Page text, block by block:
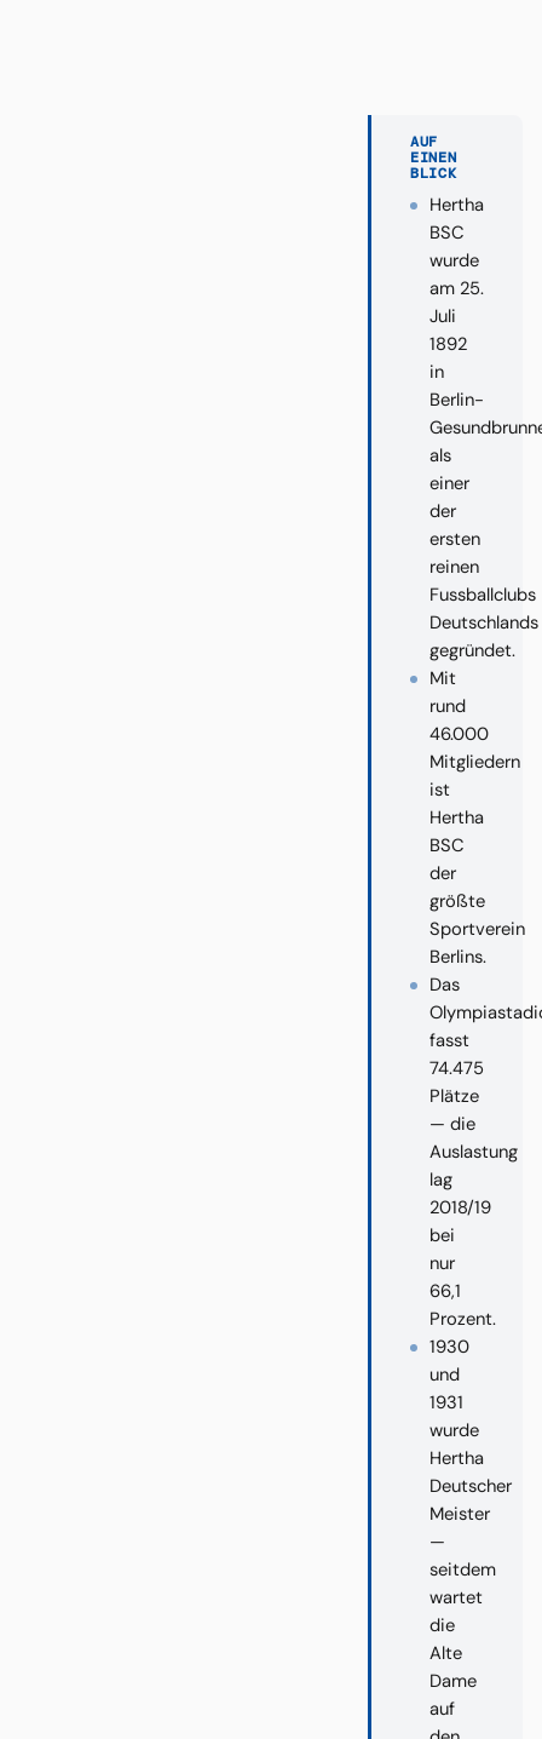
AUF
EINEN
BLICK
Hertha
BSC
wurde
am 25.
Juli
1892
in
Berlin-
als
einer
der
ersten
reinen
Fussballclubs
Deutschlands
gegründet.
Mit
rund
46.000
Mitgliedern
ist
Hertha
BSC
der
größte
Sportverein
Berlins.
Das
fasst
74.475
Plätze
— die
Auslastung
lag
2018/19
bei
nur
66,1
Prozent.
1930
und
1931
wurde
Hertha
Deutscher
Meister
—
seitdem
wartet
die
Alte
Dame
auf